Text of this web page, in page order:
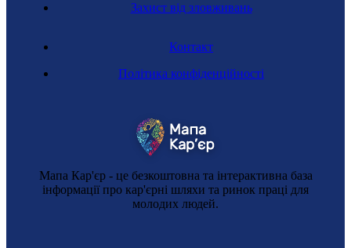
Мапа Кар'єр - це безкоштовна та інтерактивна база
інформації про кар'єрні шляхи та ринок праці для
молодих людей.
Контакт
Політика конфіденційності
Захист від зловживань